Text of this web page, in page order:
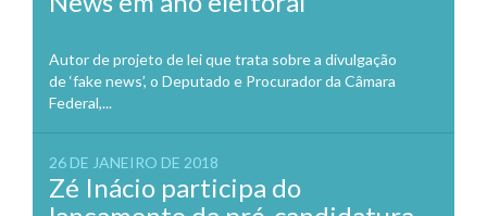
Autor de projeto de lei que trata sobre a divulgação
de ‘fake news’, o Deputado e Procurador da Câmara
Federal,...
26 DE JANEIRO DE 2018
Zé Inácio participa do